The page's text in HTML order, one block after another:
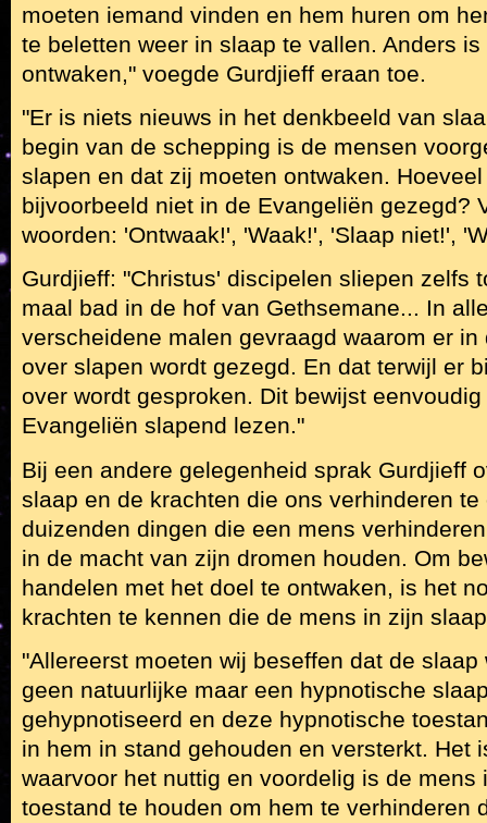
moeten iemand vinden en hem huren om
te beletten weer in slaap te vallen. Anders
ontwaken," voegde Gurdjieff eraan toe.
"Er is niets nieuws in het denkbeeld van
begin van de schepping is de mensen
slapen en dat zij moeten ontwaken.
bijvoorbeeld niet in de Evangeliën gezegd?
woorden: 'Ontwaak!', 'Waak!', 'Slaap niet!',
Gurdjieff: "Christus' discipelen sliepen zelfs
maal bad in de hof van Gethsemane... In
verscheidene malen gevraagd waarom er
over slapen wordt gezegd. En dat terwijl er
over wordt gesproken. Dit bewijst
Evangeliën slapend lezen."
Bij een andere gelegenheid sprak Gurdjieff
slaap en de krachten die ons verhinderen
duizenden dingen die een mens
in de macht van zijn dromen houden. Om
handelen met het doel te ontwaken, is het
krachten te kennen die de mens in zijn
"Allereerst moeten wij beseffen dat de
geen natuurlijke maar een hypnotische
gehypnotiseerd en deze hypnotische
in hem in stand gehouden en versterkt. Het
waarvoor het nuttig en voordelig is de mens
toestand te houden om hem te verhinderen